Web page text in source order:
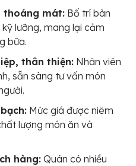
thoáng mát: Bố trí bàn
lưỡng, mang lại cảm
bữa.
thân thiện: Nhân viên
sẵn sàng tư vấn món
Mức giá được niêm
lượng món ăn và
hàng: Quán có nhiều